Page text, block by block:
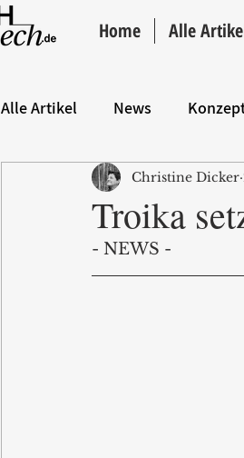
Home Alle
Alle Artikel News
Hintergrund ANZEIGE
Troika
Christine Dicker
- NEWS -